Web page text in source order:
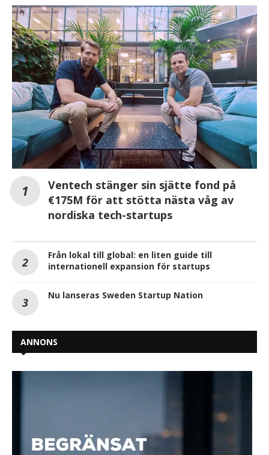
Ventech stänger sin sjätte fond på
€175M för att stötta nästa våg av
nordiska tech-startups
Från lokal till global: en liten guide till
internationell expansion för startups
Nu lanseras Sweden Startup Nation
ANNONS